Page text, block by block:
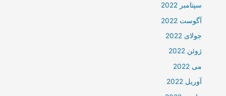
سپتامبر 2022
آگوست 2022
جولای 2022
ژوئن 2022
می 2022
آوریل 2022